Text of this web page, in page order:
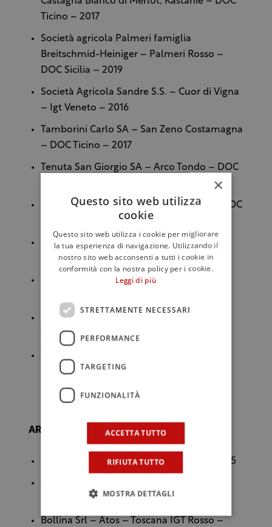
Ticino – 2017
Società agricola Palmeri famiglia
Breitschmid-Heiniger – Palmeri Rosso –
DOC Sicilia – 2019
Società Agricola Sandre S.S. – Cuor di Vigna
– Igt Veneto – 2016
Tamborini Carlo SA – San Zeno Costamagna
– DOC Ticino – 2017
Tenuta San Giorgio SA – Arco Tondo – DOC
Terre d’autunno – Riserva del Bottaio – DOC
Terre d’autunno – Rivivo – DOC Ticino –
2017
Terreni alla Maggia SA – Querceto – DOC
Valsangiacomo Vini – Roncobello – DOC
Ticino – 2017
Quercia Bianco di Merlot – DOC Ticino –
2018
ARGENTO
Mossi Gabriele – Icaro – DOC Ticino – 2015
Biancomerlot – DOC Ticino – 2019
Bollina Srl – Atos – Toscana IGT Rosso –
×
Questo sito web utilizza
cookie
Questo sito web utilizza i cookie per migliorare
la tua esperienza di navigazione. Utilizzando il
nostro sito web acconsenti a tutti i cookie in
conformità con la nostra policy per i cookie.
Leggi di più
STRETTAMENTE NECESSARI
PERFORMANCE
TARGETING
FUNZIONALITÀ
ACCETTA TUTTO
RIFIUTA TUTTO
MOSTRA DETTAGLI